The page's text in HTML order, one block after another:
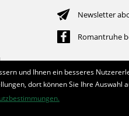
Newsletter
Romantruhe
und Ihnen ein besseres
dort können Sie Ihre Auswahl